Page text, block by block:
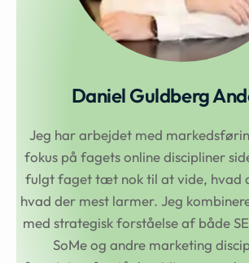
Daniel Guldberg
Jeg har arbejdet med
fokus på fagets online discipliner
fulgt faget tæt nok til at vide, hvad
hvad der mest larmer. Jeg
med strategisk forståelse af både
SoMe og andre marketing